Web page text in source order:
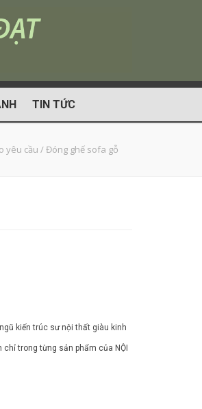
TIN TỨC
yêu cầu /Đóng ghế sofa gỗ
kiến trúc sư nội thất giàu kinh
trong từng sản phẩm của NỘI